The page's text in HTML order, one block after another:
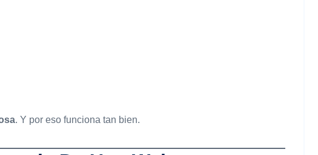
. Y por eso funciona tan bien.